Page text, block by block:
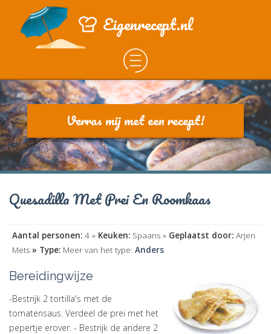
Eigenrecept.nl
Verras mij met een recept!
Quesadilla Met Prei En Roomkaas
Aantal personen: 4 » Keuken: Spaans » Geplaatst door: Arjen
Mets » Type: Meer van het type: Anders
Bereidingwijze
-Bestrijk 2 tortilla's met de
tomatensaus. Verdeel de prei met het
pepertje erover. - Bestrijk de andere 2